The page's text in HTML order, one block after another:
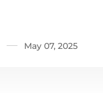
May 07, 2025